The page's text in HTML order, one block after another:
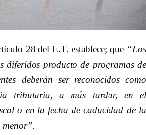
28 del E.T. establece; que “Los
diferidos producto de programas de
deberán ser reconocidos como
tributaria, a más tardar, en el
o en la fecha de caducidad de la
menor”.